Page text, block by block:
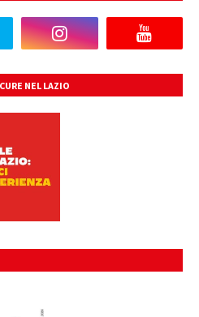
NEL LAZIO